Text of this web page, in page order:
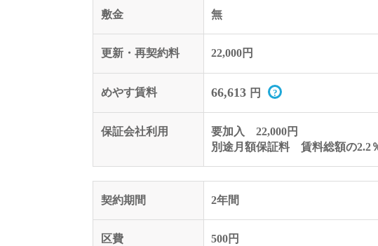
敷金 無
更新・再契約料 22,000円
めやす賃料 66,613 円
保証会社利用
要加入 22,000円
別途月額保証料 賃料総額の2.2
契約期間 2年間
区費 500円